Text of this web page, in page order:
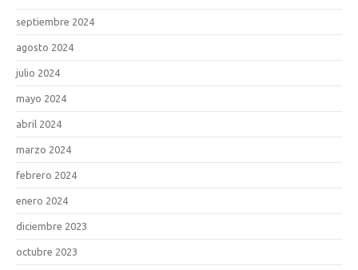
septiembre 2024
agosto 2024
julio 2024
mayo 2024
abril 2024
marzo 2024
febrero 2024
enero 2024
diciembre 2023
octubre 2023